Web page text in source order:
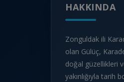
HAKKINDA
Zonguldak ili
olan Gülüç,
doğal güzellikleri
yakınlığıyla tarih